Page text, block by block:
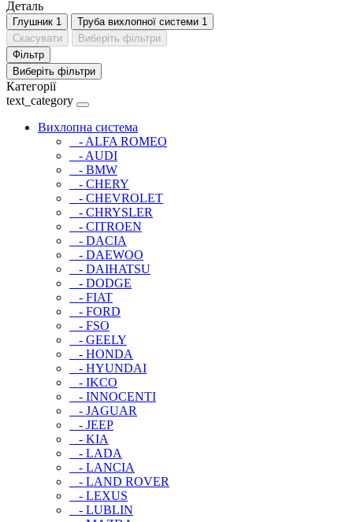
Деталь
Глушник 1 Труба вихлопної системи 1
Скасувати
Виберіть фільтри
Фільтр
Виберіть фільтри
Категорії
text_category
Вихлопна система
- ALFA ROMEO
- AUDI
- BMW
- CHERY
- CHEVROLET
- CHRYSLER
- CITROEN
- DACIA
- DAEWOO
- DAIHATSU
- DODGE
- FIAT
- FORD
- FSO
- GEELY
- HONDA
- HYUNDAI
- IKCO
- INNOCENTI
- JAGUAR
- JEEP
- KIA
- LADA
- LANCIA
- LAND ROVER
- LEXUS
- LUBLIN